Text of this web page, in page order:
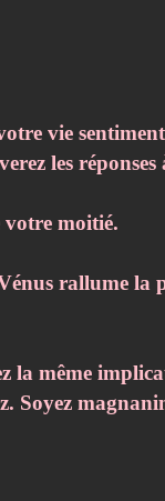
vie
les réponses
votre moitié.
rallume la
la même
Soyez